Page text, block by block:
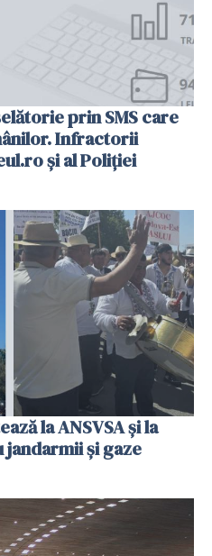
prin SMS care
Infractorii
și al Poliției
la ANSVSA și la
și gaze